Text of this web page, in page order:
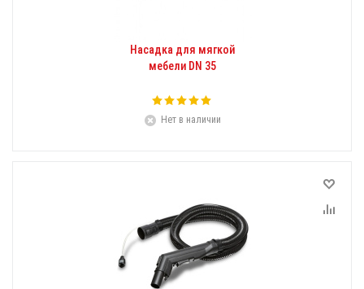
Насадка для мягкой
мебели DN 35
Нет в наличии